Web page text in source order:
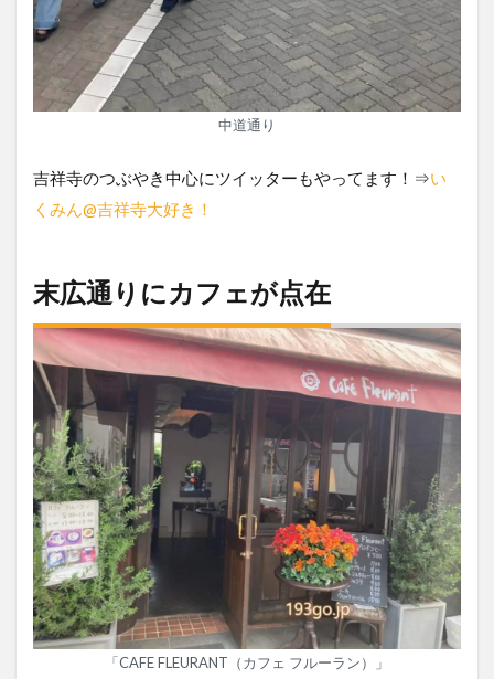
中道通り
吉祥寺のつぶやき中心にツイッターもやってます！⇒い
くみん@吉祥寺大好き！
末広通りにカフェが点在
「CAFE FLEURANT（カフェ フルーラン）」